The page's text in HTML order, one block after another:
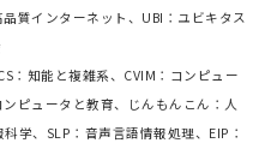
質インターネット、UBI：ユビキタス
：知能と複雑系、CVIM：コンピュー
ピュータと教育、じんもんこん：人
学、SLP：音声言語情報処理、EIP：